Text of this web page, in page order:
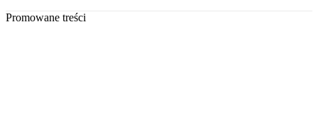
Promowane treści